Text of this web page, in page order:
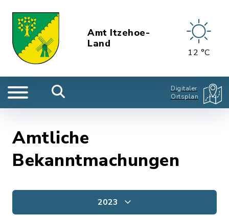
Amt Itzehoe-
Land
12 °C
Digitaler
Ortsplan
Amtliche
Bekanntmachungen
2023